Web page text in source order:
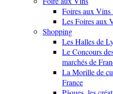
Foires aux Vins
Les Foires aux
Shopping
Les Halles de
Le Concours
marchés de
La Morille de
France